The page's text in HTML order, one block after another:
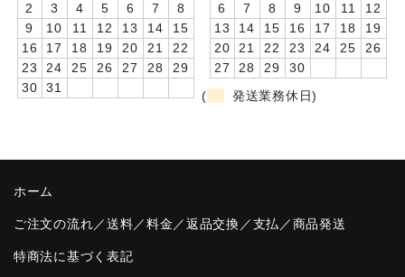
音声入りフォトフレームクロック(集合)
音声入りフォトフレームクロック(校歌)
スポーツウォッチ
2
3 4 5 6 7
8
9
10 11 12 13 14
15
16
17 18 19 20 21
22
23
24 25 26 27 28
29
30
31
6
7 8 9 10 11
12
13
14 15 16 17 18
19
20
21 22 23 24 25
26
27
28 29
30
(
発送業務休日)
ホーム
ご注文の流れ／送料／料金／返品交換／支払／商品発送
特商法に基づく表記